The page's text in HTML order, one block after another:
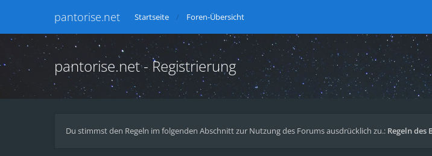
pantorise.net Startseite Foren-Übersicht
pantorise.net - Registrierung
Du stimmst den Regeln im folgenden Abschnitt zur Nutzung des Forums ausdrücklich zu.: Regeln des